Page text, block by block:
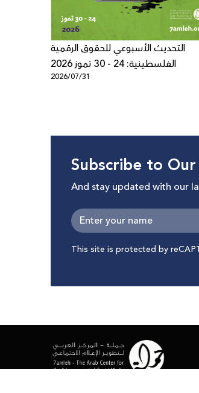
التحديث الأسبوعي للحقوق الرقمية
الفلسطينية: 24 - 30 تموز 2026
2026/07/31
Subscribe to
And stay updated with our
This site is protected by